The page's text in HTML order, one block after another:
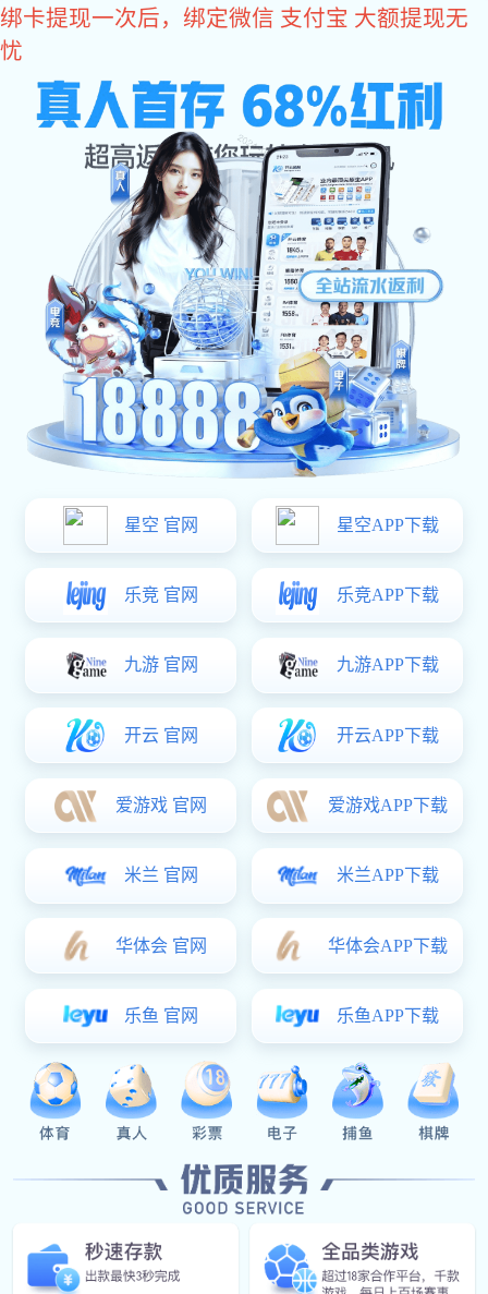
星空真人
星空真人 •产品中心
五金塑胶连接器开发与制造，光学研磨加工，CNC慢走丝线切割，精密模
具加工成型于一体
星空真人:
五金塑胶零件备品加工
五金模具设计开发
塑胶模具设计开发
精密五金冲压生产
空真人:
精密塑胶注塑生产
星空真人:
更多分类+
金属端子
金属端子
金属端子
查看更多+
星空真人 •公司简介
多年竭力为客户提供高性价比的产品和服务